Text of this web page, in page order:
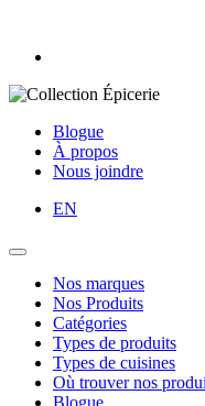
Blogue
À propos
Nous joindre
EN
Nos marques
Nos Produits
Catégories
Types de produits
Types de cuisines
Où trouver nos
Blogue